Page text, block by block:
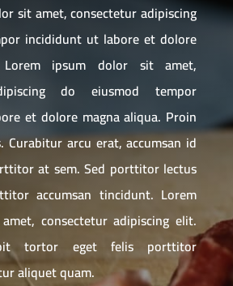
sit amet, consectetur adipiscing
incididunt ut labore et dolore
Lorem ipsum dolor sit amet,
do eiusmod tempor
et dolore magna aliqua. Proin
arcu erat, accumsan id
at sem. Sed porttitor lectus
accumsan tincidunt. Lorem
consectetur adipiscing elit.
tortor eget felis porttitor
aliquet quam.